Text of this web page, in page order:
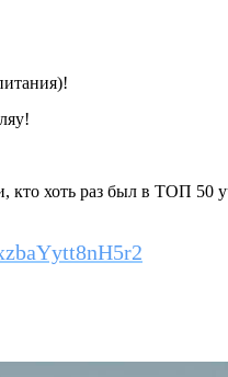
кто хоть раз был в ТОП